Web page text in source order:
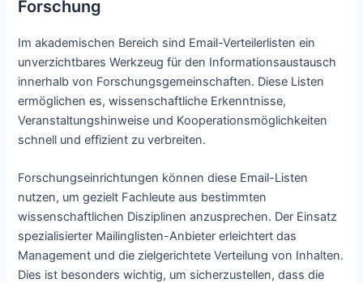
Forschung
Im akademischen Bereich sind Email-Verteilerlisten ein
unverzichtbares Werkzeug für den Informationsaustausch
innerhalb von Forschungsgemeinschaften. Diese Listen
ermöglichen es, wissenschaftliche Erkenntnisse,
Veranstaltungshinweise und Kooperationsmöglichkeiten
schnell und effizient zu verbreiten.
Forschungseinrichtungen können diese Email-Listen
nutzen, um gezielt Fachleute aus bestimmten
wissenschaftlichen Disziplinen anzusprechen. Der Einsatz
spezialisierter Mailinglisten-Anbieter erleichtert das
Management und die zielgerichtete Verteilung von Inhalten.
Dies ist besonders wichtig, um sicherzustellen, dass die